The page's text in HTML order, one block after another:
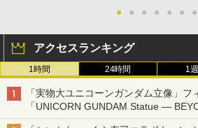
● ● ● ● ● ● ●
アクセスランキング
1時間 24時間 1
「実物大ユニコーンガンダム立像」
「UNICORN GUNDAM Statue ―
8月22日から10日間限定で上映